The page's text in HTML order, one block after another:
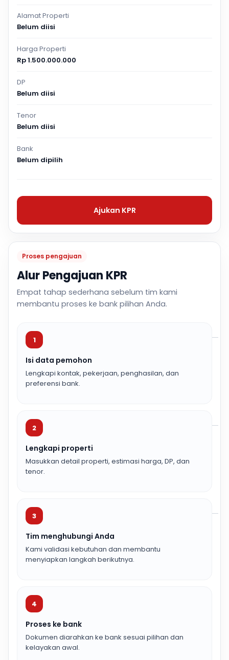
Proses pengajuan
Alur Pengajuan KPR
Empat tahap sederhana sebelum tim kami
membantu proses ke bank pilihan Anda.
1
Isi data pemohon
Lengkapi kontak, pekerjaan, penghasilan, dan
preferensi bank.
2
Lengkapi properti
Masukkan detail properti, estimasi harga, DP, dan
tenor.
3
Tim menghubungi Anda
Kami validasi kebutuhan dan membantu
menyiapkan langkah berikutnya.
4
Proses ke bank
Dokumen diarahkan ke bank sesuai pilihan dan
kelayakan awal.
Alamat Properti
Belum diisi
Harga Properti
Rp 1.500.000.000
DP
Belum diisi
Tenor
Belum diisi
Bank
Belum dipilih
Ajukan KPR